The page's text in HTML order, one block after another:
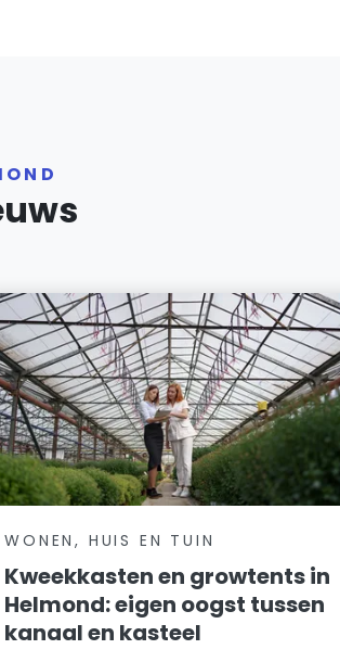
WONEN, HUIS EN TUIN
Kweekkasten en growtents in
Helmond: eigen oogst tussen
kanaal en kasteel